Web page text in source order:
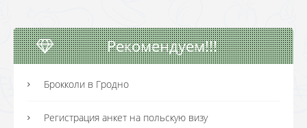
Рекомендуем!!!
Брокколи в Гродно
Регистрация анкет на польскую визу